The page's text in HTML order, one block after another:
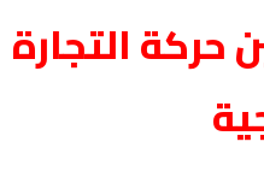
حركة التجارة